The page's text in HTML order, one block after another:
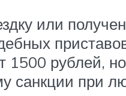
или
1500 рублей,
санкции при